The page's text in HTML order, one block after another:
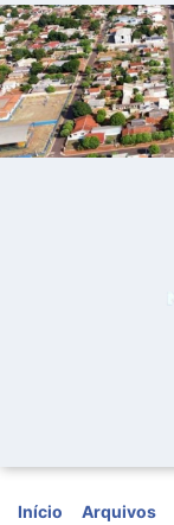
Início
Arquivos